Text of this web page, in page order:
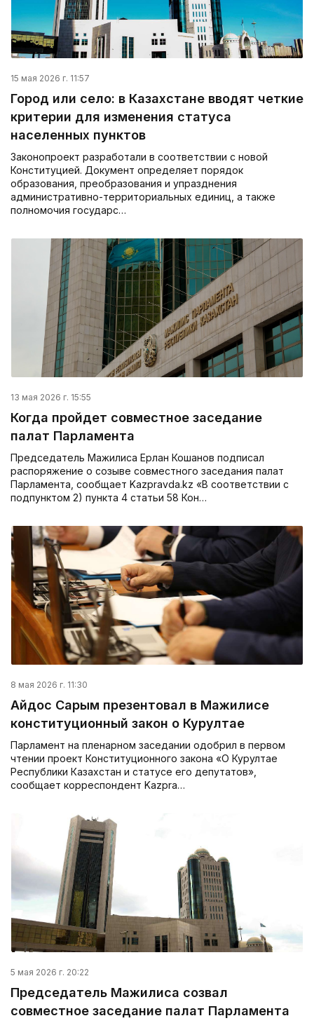
15 мая 2026 г. 11:57
Город или село: в Казахстане вводят четкие
критерии для изменения статуса
населенных пунктов
Законопроект разработали в соответствии с новой
Конституцией. Документ определяет порядок
образования, преобразования и упразднения
административно-территориальных единиц, а также
полномочия государс…
13 мая 2026 г. 15:55
Когда пройдет совместное заседание
палат Парламента
Председатель Мажилиса Ерлан Кошанов подписал
распоряжение о созыве совместного заседания палат
Парламента, сообщает Kazpravda.kz «В соответствии с
подпунктом 2) пункта 4 статьи 58 Кон…
8 мая 2026 г. 11:30
Айдос Сарым презентовал в Мажилисе
конституционный закон о Курултае
Парламент на пленарном заседании одобрил в первом
чтении проект Конституционного закона «О Курултае
Республики Казахстан и статусе его депутатов»,
сообщает корреспондент Kazpra…
5 мая 2026 г. 20:22
Председатель Мажилиса созвал
совместное заседание палат Парламента